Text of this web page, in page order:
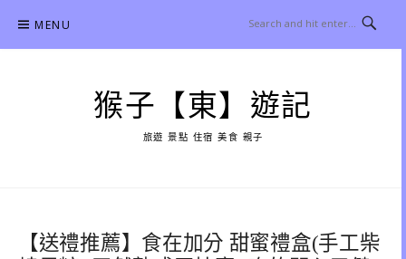
content
MENU
猴子【東】遊記
旅遊 景點 住宿 美食 親子
【送禮推薦】食在加分 甜蜜禮盒(手工柴